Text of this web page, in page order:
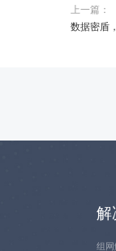
上一篇：
数据密盾
解
组